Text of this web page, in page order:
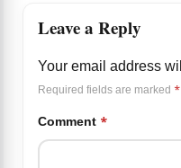
Leave a Reply
Your email address
Required fields are marked *
Comment *